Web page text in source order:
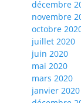
décembre
novembre
octobre
juillet 2020
juin 2020
mai 2020
mars 2020
janvier 2020